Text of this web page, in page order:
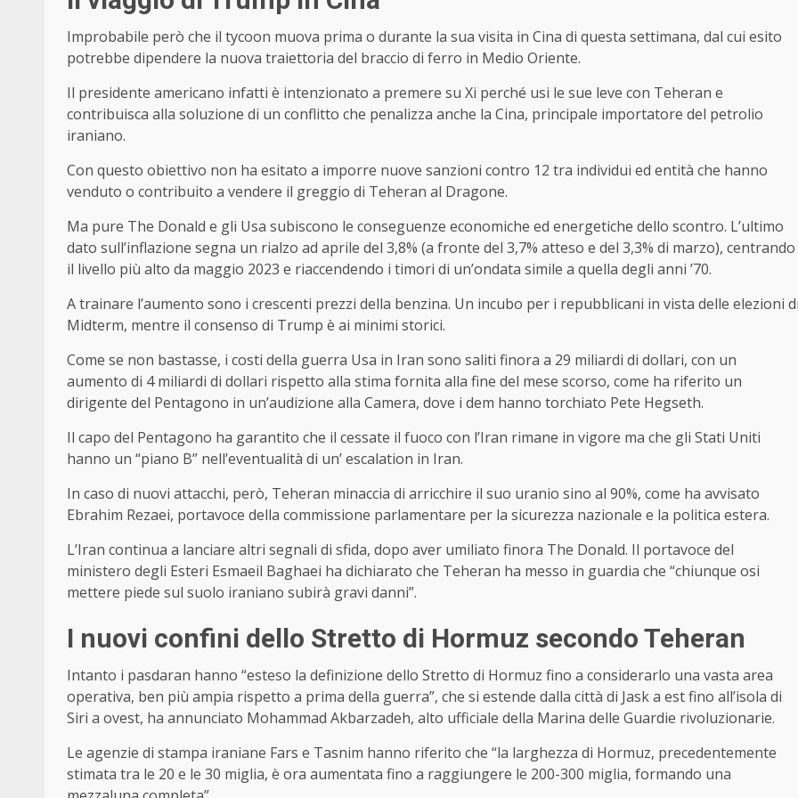
Improbabile però che il tycoon muova prima o durante la sua visita in Cina di questa settimana, dal cui esito
potrebbe dipendere la nuova traiettoria del braccio di ferro in Medio Oriente.
Il presidente americano infatti è intenzionato a premere su Xi perché usi le sue leve con Teheran e
contribuisca alla soluzione di un conflitto che penalizza anche la Cina, principale importatore del petrolio
iraniano.
Con questo obiettivo non ha esitato a imporre nuove sanzioni contro 12 tra individui ed entità che hanno
venduto o contribuito a vendere il greggio di Teheran al Dragone.
Ma pure The Donald e gli Usa subiscono le conseguenze economiche ed energetiche dello scontro. L’ultimo
dato sull’inflazione segna un rialzo ad aprile del 3,8% (a fronte del 3,7% atteso e del 3,3% di marzo), centrando
il livello più alto da maggio 2023 e riaccendendo i timori di un’ondata simile a quella degli anni ’70.
A trainare l’aumento sono i crescenti prezzi della benzina. Un incubo per i repubblicani in vista delle elezioni
Midterm, mentre il consenso di Trump è ai minimi storici.
Come se non bastasse, i costi della guerra Usa in Iran sono saliti finora a 29 miliardi di dollari, con un
aumento di 4 miliardi di dollari rispetto alla stima fornita alla fine del mese scorso, come ha riferito un
dirigente del Pentagono in un’audizione alla Camera, dove i dem hanno torchiato Pete Hegseth.
Il capo del Pentagono ha garantito che il cessate il fuoco con l’Iran rimane in vigore ma che gli Stati Uniti
hanno un “piano B” nell’eventualità di un’ escalation in Iran.
In caso di nuovi attacchi, però, Teheran minaccia di arricchire il suo uranio sino al 90%, come ha avvisato
Ebrahim Rezaei, portavoce della commissione parlamentare per la sicurezza nazionale e la politica estera.
L’Iran continua a lanciare altri segnali di sfida, dopo aver umiliato finora The Donald. Il portavoce del
ministero degli Esteri Esmaeil Baghaei ha dichiarato che Teheran ha messo in guardia che “chiunque osi
mettere piede sul suolo iraniano subirà gravi danni”.
I nuovi confini dello Stretto di Hormuz secondo Teheran
Intanto i pasdaran hanno “esteso la definizione dello Stretto di Hormuz fino a considerarlo una vasta area
operativa, ben più ampia rispetto a prima della guerra”, che si estende dalla città di Jask a est fino all’isola di
Siri a ovest, ha annunciato Mohammad Akbarzadeh, alto ufficiale della Marina delle Guardie rivoluzionarie.
Le agenzie di stampa iraniane Fars e Tasnim hanno riferito che “la larghezza di Hormuz, precedentemente
stimata tra le 20 e le 30 miglia, è ora aumentata fino a raggiungere le 200-300 miglia, formando una